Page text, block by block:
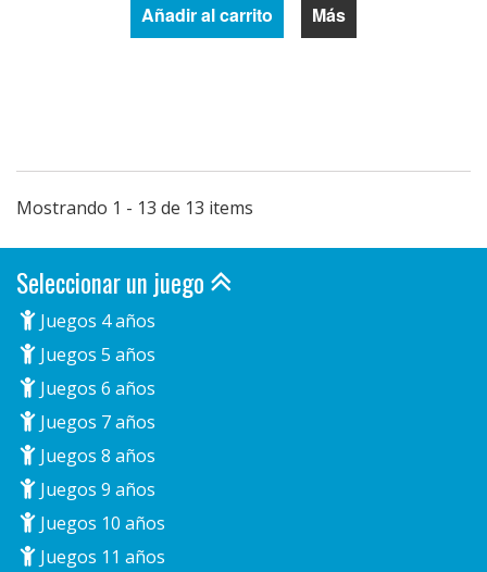
Añadir al carrito Más
Mostrando 1 - 13 de 13 items
Seleccionar un juego
Juegos 4 años
Juegos 5 años
Juegos 6 años
Juegos 7 años
Juegos 8 años
Juegos 9 años
Juegos 10 años
Juegos 11 años